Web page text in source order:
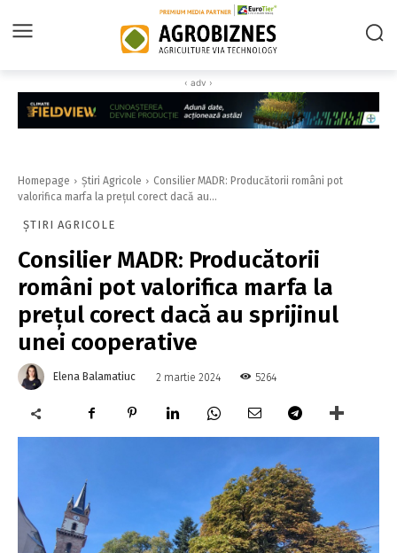
‹ adv ›
Homepage Știri Agricole
Consilier MADR: Producătorii români pot
valorifica marfa la preţul corect dacă au...
ȘTIRI AGRICOLE
Consilier MADR: Producătorii
români pot valorifica marfa la
preţul corect dacă au sprijinul
unei cooperative
Elena Balamatiuc 2 martie 2024 5264